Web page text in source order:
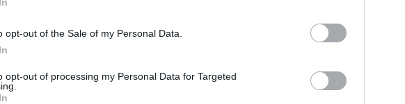
opt-out of the Sale of my Personal Data.
opt-out of processing my Personal Data for Targeted